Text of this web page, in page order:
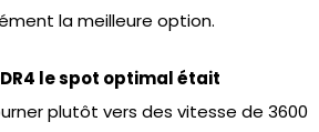
la meilleure option.
le spot optimal était
plutôt vers des vitesse de 3600